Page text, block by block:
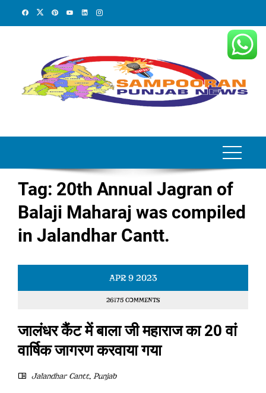
Tag: 20th Annual Jagran of
Balaji Maharaj was compiled
in Jalandhar Cantt.
APR 9 2023
26175 COMMENTS
जालंधर कैंट में बाला जी महाराज का 20 वां
वार्षिक जागरण करवाया गया
Jalandhar Cantt, Punjab